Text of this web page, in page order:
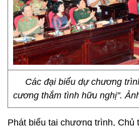
Các đại biểu dự chương
cương thắm tình hữu nghị".
Phát biểu tại chương trình, Chủ